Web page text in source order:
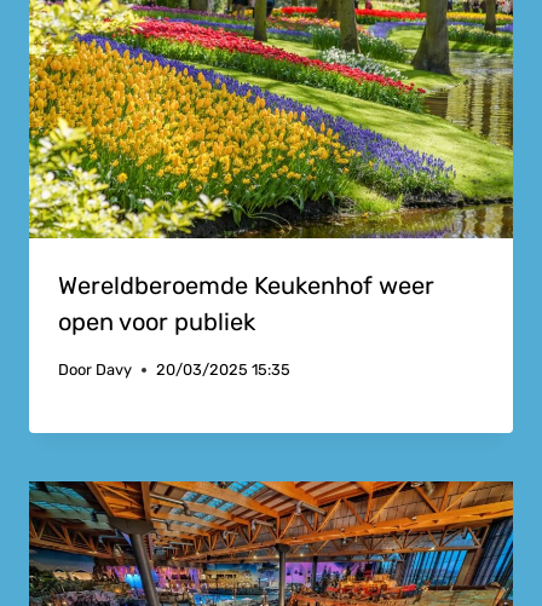
Wereldberoemde Keukenhof weer
open voor publiek
Door Davy 20/03/2025 15:35